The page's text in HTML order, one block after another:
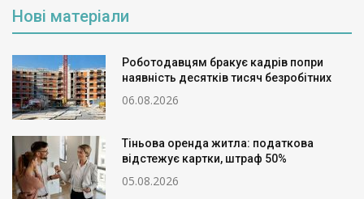
Нові матеріали
Роботодавцям бракує кадрів попри
наявність десятків тисяч безробітних
06.08.2026
Тіньова оренда житла: податкова
відстежує картки, штраф 50%
05.08.2026